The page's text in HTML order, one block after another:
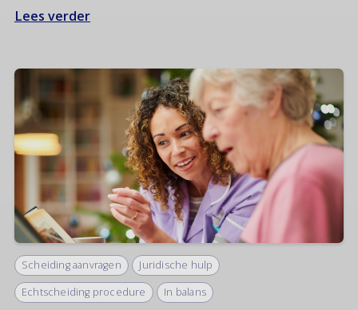
Lees verder
Scheiding aanvragen Juridische hulp
Echtscheiding procedure In balans